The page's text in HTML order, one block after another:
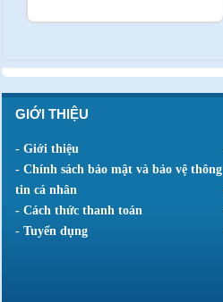
GIỚI THIỆU
- Giới thiệu
- Chính sách bảo mật và bảo vệ thông
tin cá nhân
- Cách thức thanh toán
- Tuyển dụng